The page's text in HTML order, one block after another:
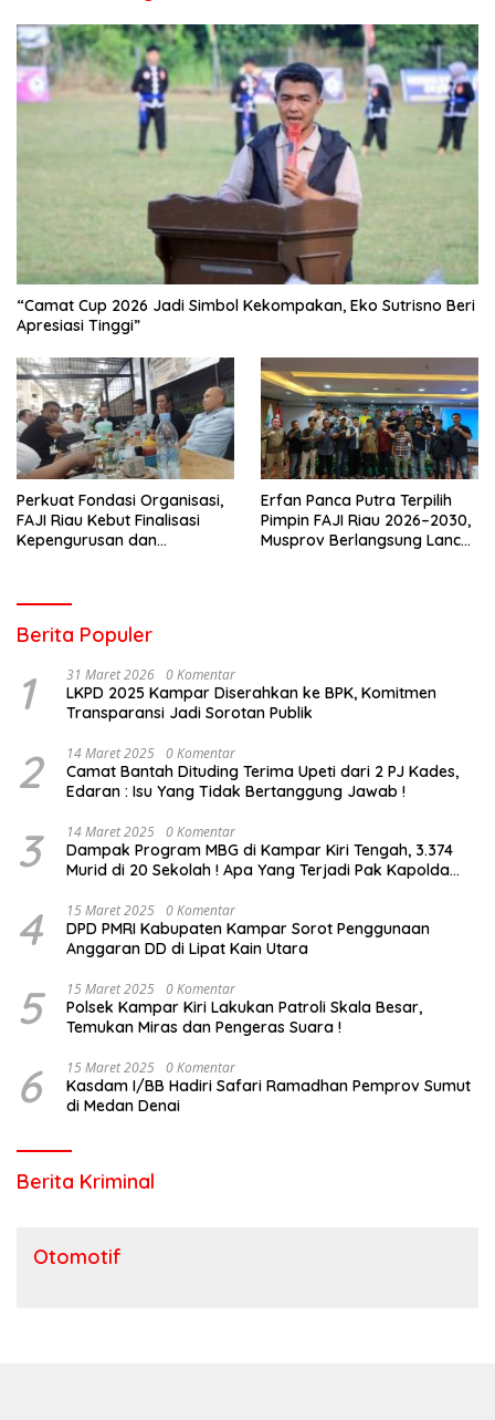
“Camat Cup 2026 Jadi Simbol Kekompakan, Eko Sutrisno Beri
Apresiasi Tinggi”
Perkuat Fondasi Organisasi,
FAJI Riau Kebut Finalisasi
Kepengurusan dan
Erfan Panca Putra Terpilih
Pimpin FAJI Riau 2026–2030,
Musprov Berlangsung Lancar
Berita Populer
1 31 Maret 2026 0 Komentar
LKPD 2025 Kampar Diserahkan ke BPK, Komitmen
Transparansi Jadi Sorotan Publik
2 14 Maret 2025 0 Komentar
Camat Bantah Dituding Terima Upeti dari 2 PJ Kades,
Edaran : Isu Yang Tidak Bertanggung Jawab !
3 14 Maret 2025 0 Komentar
Dampak Program MBG di Kampar Kiri Tengah, 3.374
Murid di 20 Sekolah ! Apa Yang Terjadi Pak Kapolda
4 15 Maret 2025 0 Komentar
DPD PMRI Kabupaten Kampar Sorot Penggunaan
Anggaran DD di Lipat Kain Utara
5 15 Maret 2025 0 Komentar
Polsek Kampar Kiri Lakukan Patroli Skala Besar,
Temukan Miras dan Pengeras Suara !
6 15 Maret 2025 0 Komentar
Kasdam I/BB Hadiri Safari Ramadhan Pemprov Sumut
di Medan Denai
Berita Kriminal
Otomotif